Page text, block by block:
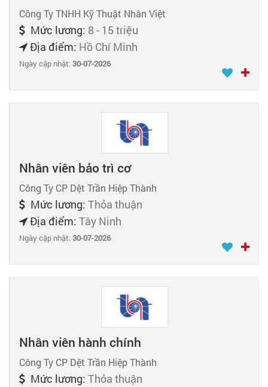
Công Ty TNHH Kỹ Thuật Nhân Việt
Mức lương: 8 - 15 triệu
Địa điểm: Hồ Chí Minh
Ngày cập nhật:30-07-2026
Nhân viên bảo trì cơ
Công Ty CP Dệt Trần Hiệp Thành
Mức lương: Thỏa thuận
Địa điểm: Tây Ninh
Ngày cập nhật:30-07-2026
Nhân viên hành chính
Công Ty CP Dệt Trần Hiệp Thành
Mức lương: Thỏa thuận